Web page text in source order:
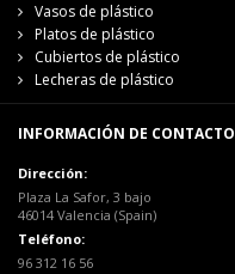
Vasos de plástico
Platos de plástico
Cubiertos de plástico
Lecheras de plástico
INFORMACIÓN DE CONTACTO
Dirección:
Plaza La Safor, 3 bajo
46014 Valencia (Spain)
Teléfono:
96 312 16 56